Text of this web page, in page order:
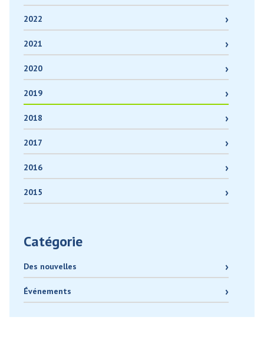
2022
2021
2020
2019
2018
2017
2016
2015
Catégorie
Des nouvelles
Événements